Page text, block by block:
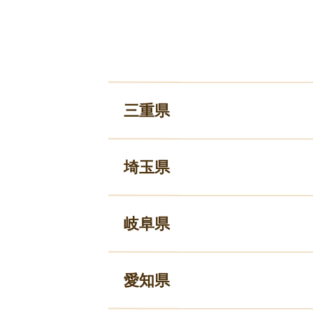
三重県
埼玉県
岐阜県
愛知県